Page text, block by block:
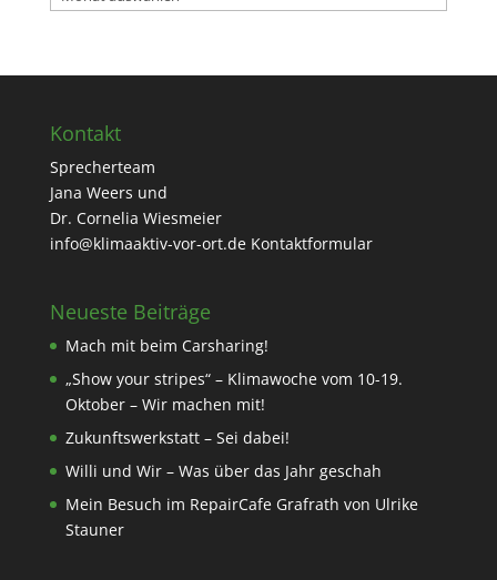
Kontakt
Sprecherteam
Jana Weers und
Dr. Cornelia Wiesmeier
info@klimaaktiv-vor-ort.de Kontaktformular
Neueste Beiträge
Mach mit beim Carsharing!
„Show your stripes“ – Klimawoche vom 10-19.
Oktober – Wir machen mit!
Zukunftswerkstatt – Sei dabei!
Willi und Wir – Was über das Jahr geschah
Mein Besuch im RepairCafe Grafrath von Ulrike
Stauner